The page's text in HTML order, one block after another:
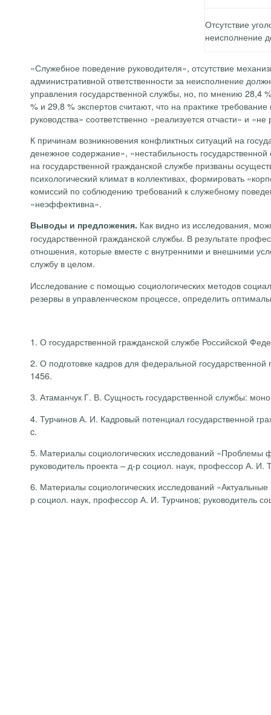
Отсутствие
неисполнение
«Служебное поведение руководителя», отсутствие
административной ответственности за неисполнение
управления государственной службы, но, по мнению 28,4
% и 29,8 % экспертов считают, что на практике
руководства» соответственно «реализуется отчасти» и «не
К причинам возникновения конфликтных ситуаций на
денежное содержание», «нестабильность
на государственной гражданской службе призваны
психологический климат в коллективах, формировать
комиссий по соблюдению требований к служебному
«неэффективна».
Выводы и предложения. Как видно из исследования,
государственной гражданской службы. В результате
отношения, которые вместе с внутренними и внешними
службу в целом.
Исследование с помощью социологических методов
резервы в управленческом процессе, определить
1. О государственной гражданской службе Российской
2. О подготовке кадров для федеральной
1456.
3. Атаманчук Г. В. Сущность государственной службы:
4. Турчинов А. И. Кадровый потенциал государственной
c.
5. Материалы социологических исследований «Проблемы
руководитель проекта – д-р социол. наук, профессор А.
6. Материалы социологических исследований
р социол. наук, профессор А. И. Турчинов; руководитель